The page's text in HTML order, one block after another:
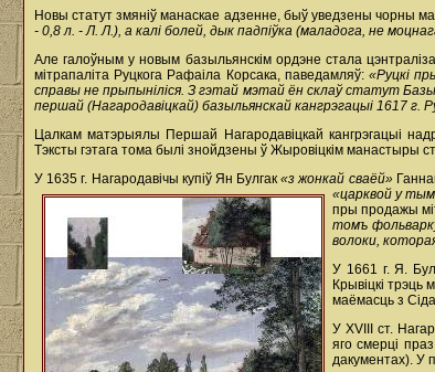
Новы статут змяніў манаскае адзенне, быў уведзены чорны
- 0,8 л. - Л. Л.), а калі болей, дык падпіўка (маладога, не
Але галоўным у новым базыльянскім ордэне стала
мітрапаліта Руцкога Рафаіла Корсака, паведамляў: «Руцкі
справы не прыпыніліся. З гэтай мэтай ён склаў статут
першай (Нагародавіцкай) базыльянскай кангрэгацыі 1617 г.
Цалкам матэрыялы Першай Нагародавіцкай кангрэгацыі
Тэксты гэтага тома былі знойдзены ў Жыровіцкім манастыры
У 1635 г. Нагародавічы купіў Ян Булгак«з жонкай сваёй»
«царквой у
пры продажы
томъ
волоки,
У 1661 г. Я.
Крывіцкі
маёмасць з
У XVIII ст.
яго смерці
дакументах). У